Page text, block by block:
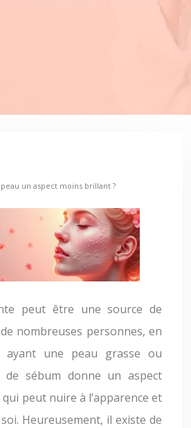
un aspect moins brillant ?
peut être une source de
nombreuses personnes, en
ayant une peau grasse ou
de sébum donne un aspect
peut nuire à l’apparence et
Heureusement, il existe de